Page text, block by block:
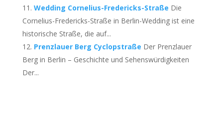
Wedding Cornelius-Fredericks-Straße Die
Cornelius-Fredericks-Straße in Berlin-Wedding ist eine
historische Straße, die auf...
Prenzlauer Berg Cyclopstraße Der Prenzlauer
Berg in Berlin – Geschichte und Sehenswürdigkeiten
Der...